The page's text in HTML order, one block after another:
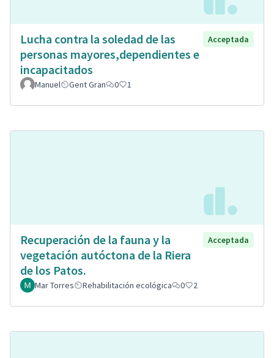
Lucha contra la soledad de las
personas mayores,dependientes e
incapacitados
Acceptada
Manuel Gent Gran 0 1
Recuperación de la fauna y la
vegetación autóctona de la Riera
de los Patos.
Acceptada
Mar Torres Rehabilitación ecológica 0 2